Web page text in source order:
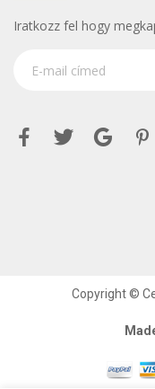
Iratkozz fel hogy
Copyright ©